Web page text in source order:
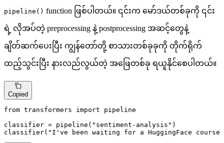
pipeline() function ဖြစ်ပါတယ်။ ၎င်းက မော်ဒယ်တစ်ခုကို ၎င်း
ရဲ့ လိုအပ်တဲ့ preprocessing နဲ့ postprocessing အဆင့်တွေနဲ့
ချိတ်ဆက်ပေးပြီး ကျွန်တော်တို့ စာသားတစ်ခုခုကို တိုက်ရိုက်
ထည့်သွင်းပြီး နားလည်လွယ်တဲ့ အဖြေတစ်ခု ရယူနိုင်စေပါတယ်။
Copied
from transformers import pipeline
classifier = pipeline( "sentiment-analysis" )
classifier( "I've been waiting for a HuggingFace